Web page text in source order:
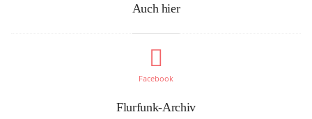
Auch hier
Facebook
Flurfunk-Archiv